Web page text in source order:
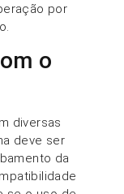
por
o
diversas
deve ser
da